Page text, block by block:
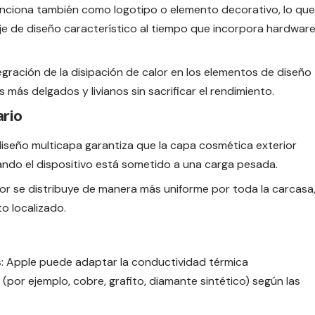
también como logotipo o elemento decorativo, lo que
de diseño característico al tiempo que incorpora hardware
de la disipación de calor en los elementos de diseño
delgados y livianos sin sacrificar el rendimiento.
multicapa garantiza que la capa cosmética exterior
el dispositivo está sometido a una carga pesada.
se distribuye de manera más uniforme por toda la carcasa,
localizado.
: Apple puede adaptar la conductividad térmica
ejemplo, cobre, grafito, diamante sintético) según las